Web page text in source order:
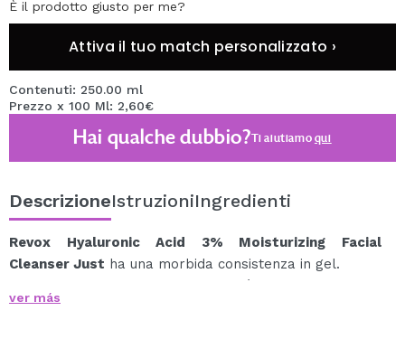
È il prodotto giusto per me?
Attiva il tuo match personalizzato ›
Contenuti: 250.00 ml
Prezzo x 100 Ml: 2,60€
Hai qualche dubbio?Ti aiutiamoqui
DescrizioneIstruzioniIngredienti
Revox Hyaluronic Acid 3% Moisturizing Facial
Cleanser Just ha una morbida consistenza in gel.
L'acido ialuronico trattiene l'umidità per aumentare il
livello di idratazione dell'epidermide.
ver más